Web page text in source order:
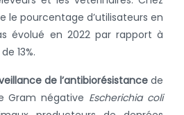
le pourcentage d’utilisateurs en
évolué en 2022 par rapport à
13%.
de l’antibiorésistancede
Gram négative Escherichia coli